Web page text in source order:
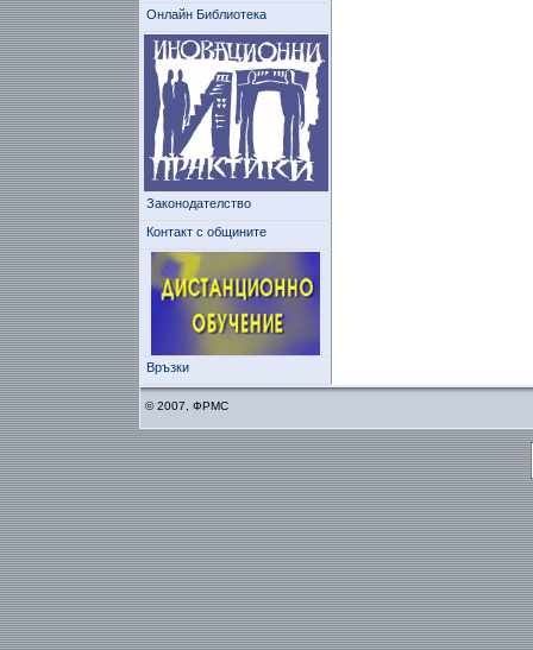
Онлайн Библиотека
Законодателство
Контакт с общините
Връзки
© 2007, ФРМС